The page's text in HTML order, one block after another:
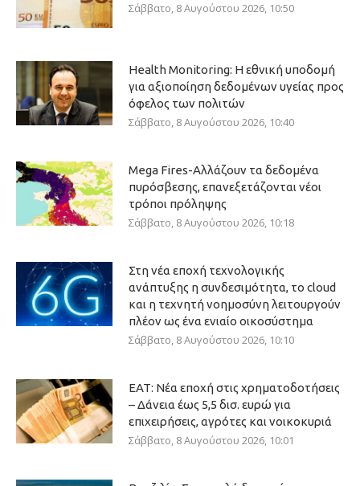
Σάββατο, 8 Αυγούστου 2026, 10:50
Health Monitoring: Η εθνική υποδομή
για αξιοποίηση δεδομένων υγείας προς
όφελος των πολιτών
Σάββατο, 8 Αυγούστου 2026, 10:40
Mega Fires-Αλλάζουν τα δεδομένα
πυρόσβεσης, επανεξετάζονται νέοι
τρόποι πρόληψης
Σάββατο, 8 Αυγούστου 2026, 10:18
Στη νέα εποχή τεχνολογικής
ανάπτυξης η συνδεσιμότητα, το cloud
και η τεχνητή νοημοσύνη λειτουργούν
πλέον ως ένα ενιαίο οικοσύστημα
Σάββατο, 8 Αυγούστου 2026, 10:10
ΕΑΤ: Νέα εποχή στις χρηματοδοτήσεις
– Δάνεια έως 5,5 δισ. ευρώ για
επιχειρήσεις, αγρότες και νοικοκυριά
Σάββατο, 8 Αυγούστου 2026, 10:01